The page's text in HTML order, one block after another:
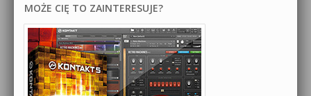
MOŻE CIĘ TO ZAINTERESUJE?